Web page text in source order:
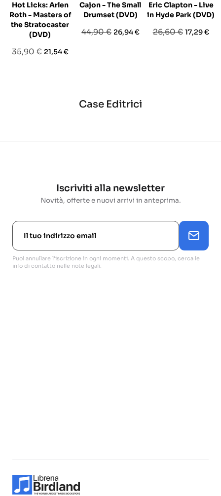
Hot Licks: Arlen
Roth - Masters of
the Stratocaster
(DVD)
Prezzo
35,90 € Prezzo
21,54 €
Cajon - The Small
Drumset (DVD)
Prezzo
44,90 € Prezzo
26,94 €
Eric Clapton - Live
in Hyde Park (DVD)
Prezzo
26,60 € Prezzo
17,29 €
Case Editrici
Iscriviti alla newsletter
Novità, offerte e nuovi arrivi in anteprima.
Puoi annullare l'iscrizione in ogni momenti. A questo scopo, cerca le
info di contatto nelle note legali.